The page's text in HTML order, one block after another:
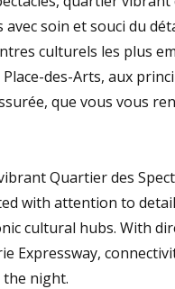
soin et souci du
culturels les plus
des-Arts, aux
que vous vous
Quartier des
with attention to
cultural hubs. With
Expressway,
night.